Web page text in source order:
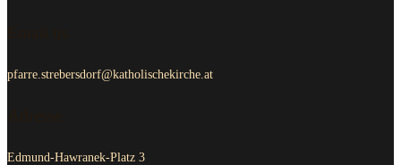
pfarre.strebersdorf@katholischekirche.at
Edmund-Hawranek-Platz 3